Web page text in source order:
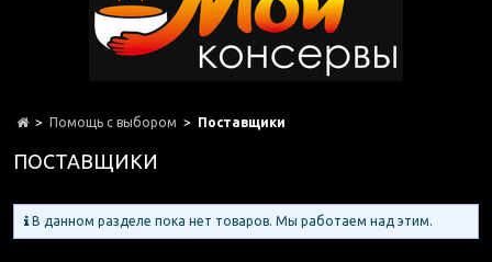
Помощь с выбором Поставщики
ПОСТАВЩИКИ
В данном разделе пока нет товаров. Мы работаем над этим.